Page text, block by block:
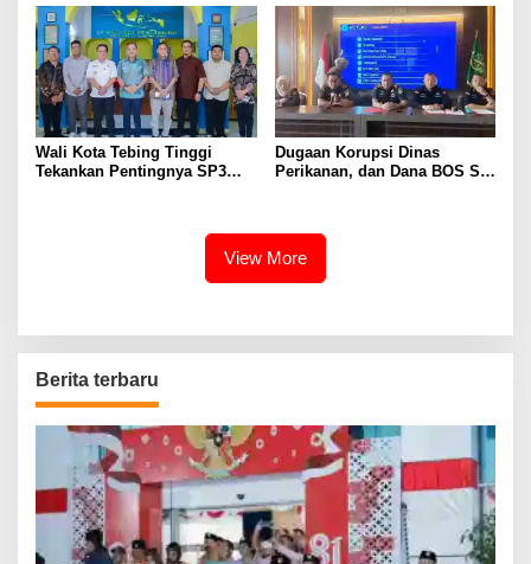
Wali Kota Tebing Tinggi
Tekankan Pentingnya SP3
Dugaan Korupsi Dinas
Perikanan, dan Dana BOS SD
View More
Berita terbaru